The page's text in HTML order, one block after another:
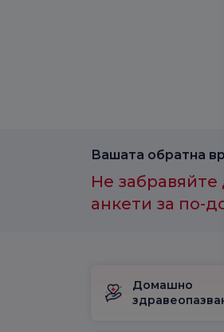
Домашно
Вашата обратна
Не
анкети за по-